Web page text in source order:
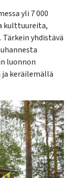
yli 7 000
kulttuureita,
yhdistävä
luonnon
keräilemällä